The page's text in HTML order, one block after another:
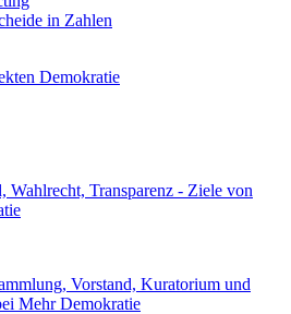
in Zahlen
Demokratie
Wahlrecht, Transparenz - Ziele von
Vorstand, Kuratorium und
Mehr Demokratie